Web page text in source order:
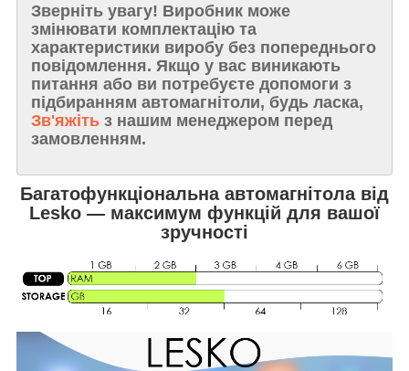
Зверніть увагу! Виробник може
змінювати комплектацію та
характеристики виробу без попереднього
повідомлення. Якщо у вас виникають
питання або ви потребуєте допомоги з
підбиранням автомагнітоли, будь ласка,
Зв'яжіть з нашим менеджером перед
замовленням.
Багатофункціональна автомагнітола від
Lesko — максимум функцій для вашої
зручності